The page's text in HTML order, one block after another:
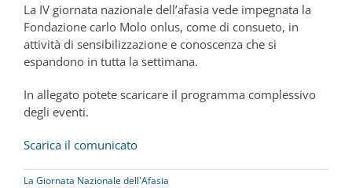
La IV giornata nazionale dell’afasia vede impegnata la
Fondazione carlo Molo onlus, come di consueto, in
attività di sensibilizzazione e conoscenza che si
espandono in tutta la settimana.
In allegato potete scaricare il programma complessivo
degli eventi.
Scarica il comunicato
La Giornata Nazionale dell'Afasia